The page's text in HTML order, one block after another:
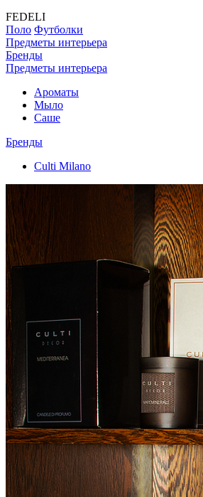
FEDELI
Поло Футболки
Предметы интерьера
Бренды
Предметы интерьера
Ароматы
Мыло
Саше
Бренды
Culti Milano